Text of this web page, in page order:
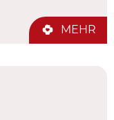
MEHR